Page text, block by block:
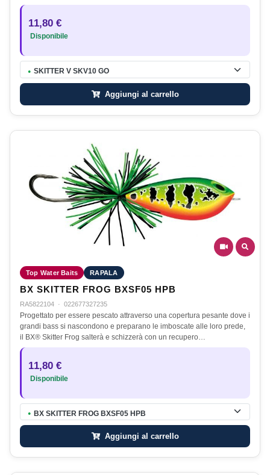
11,80 €
Disponibile
● SKITTER V SKV10 GO
Aggiungi al carrello
Top Water Baits RAPALA
BX SKITTER FROG BXSF05 HPB
RA5822104 · 022677327235
Progettato per essere pescato attraverso una copertura pesante dove i
grandi bass si nascondono e preparano le imboscate alle loro prede,
il BX® Skitter Frog salterà e schizzerà con un recupero…
11,80 €
Disponibile
● BX SKITTER FROG BXSF05 HPB
Aggiungi al carrello